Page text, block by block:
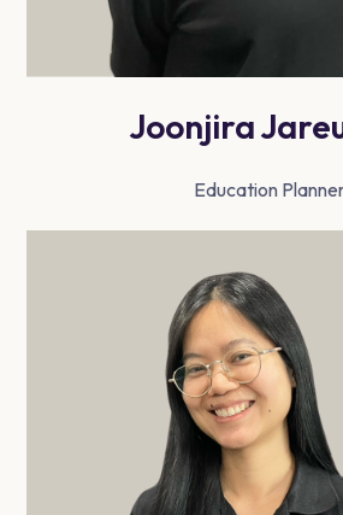
Joonjira
Education